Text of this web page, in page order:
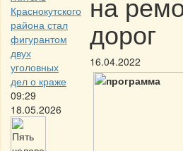
Краснокутского
района стал
фигурантом
двух
уголовных
дел о краже
09:29
18.05.2026
дорог
16.04.2022